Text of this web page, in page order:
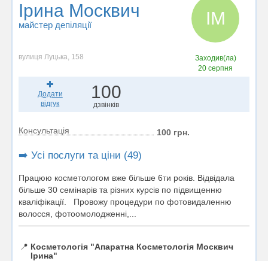
Ірина Москвич
майстер депіляції ІМ
вулиця Луцька, 158
Заходив(ла)
20 серпня
Додати
відгук
100
дзвінків
Консультація 100 грн.
➡️ Усі послуги та ціни (49)
Працюю косметологом вже більше 6ти років. Відвідала
більше 30 семінарів та різних курсів по підвищенню
кваліфікації. Провожу процедури по фотовидаленню
волосся, фотоомолодженні,...
📍 Косметологія "Апаратна Косметологія Москвич
Ірина"